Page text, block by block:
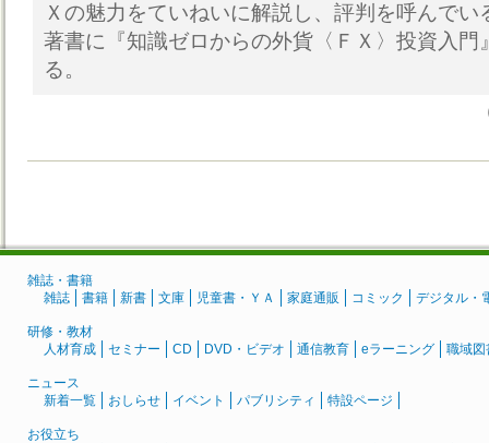
Ｘの魅力をていねいに解説し、評判を呼んでい
著書に『知識ゼロからの外貨〈ＦＸ〉投資入門
る。
雑誌・書籍
雑誌
書籍 新書 文庫 児童書・ＹＡ 家庭通販 コミック デジタル・
研修・教材
人材育成
セミナー CD DVD・ビデオ 通信教育 eラーニング 職域図
ニュース
新着一覧
おしらせ イベント パブリシティ 特設ページ
お役立ち